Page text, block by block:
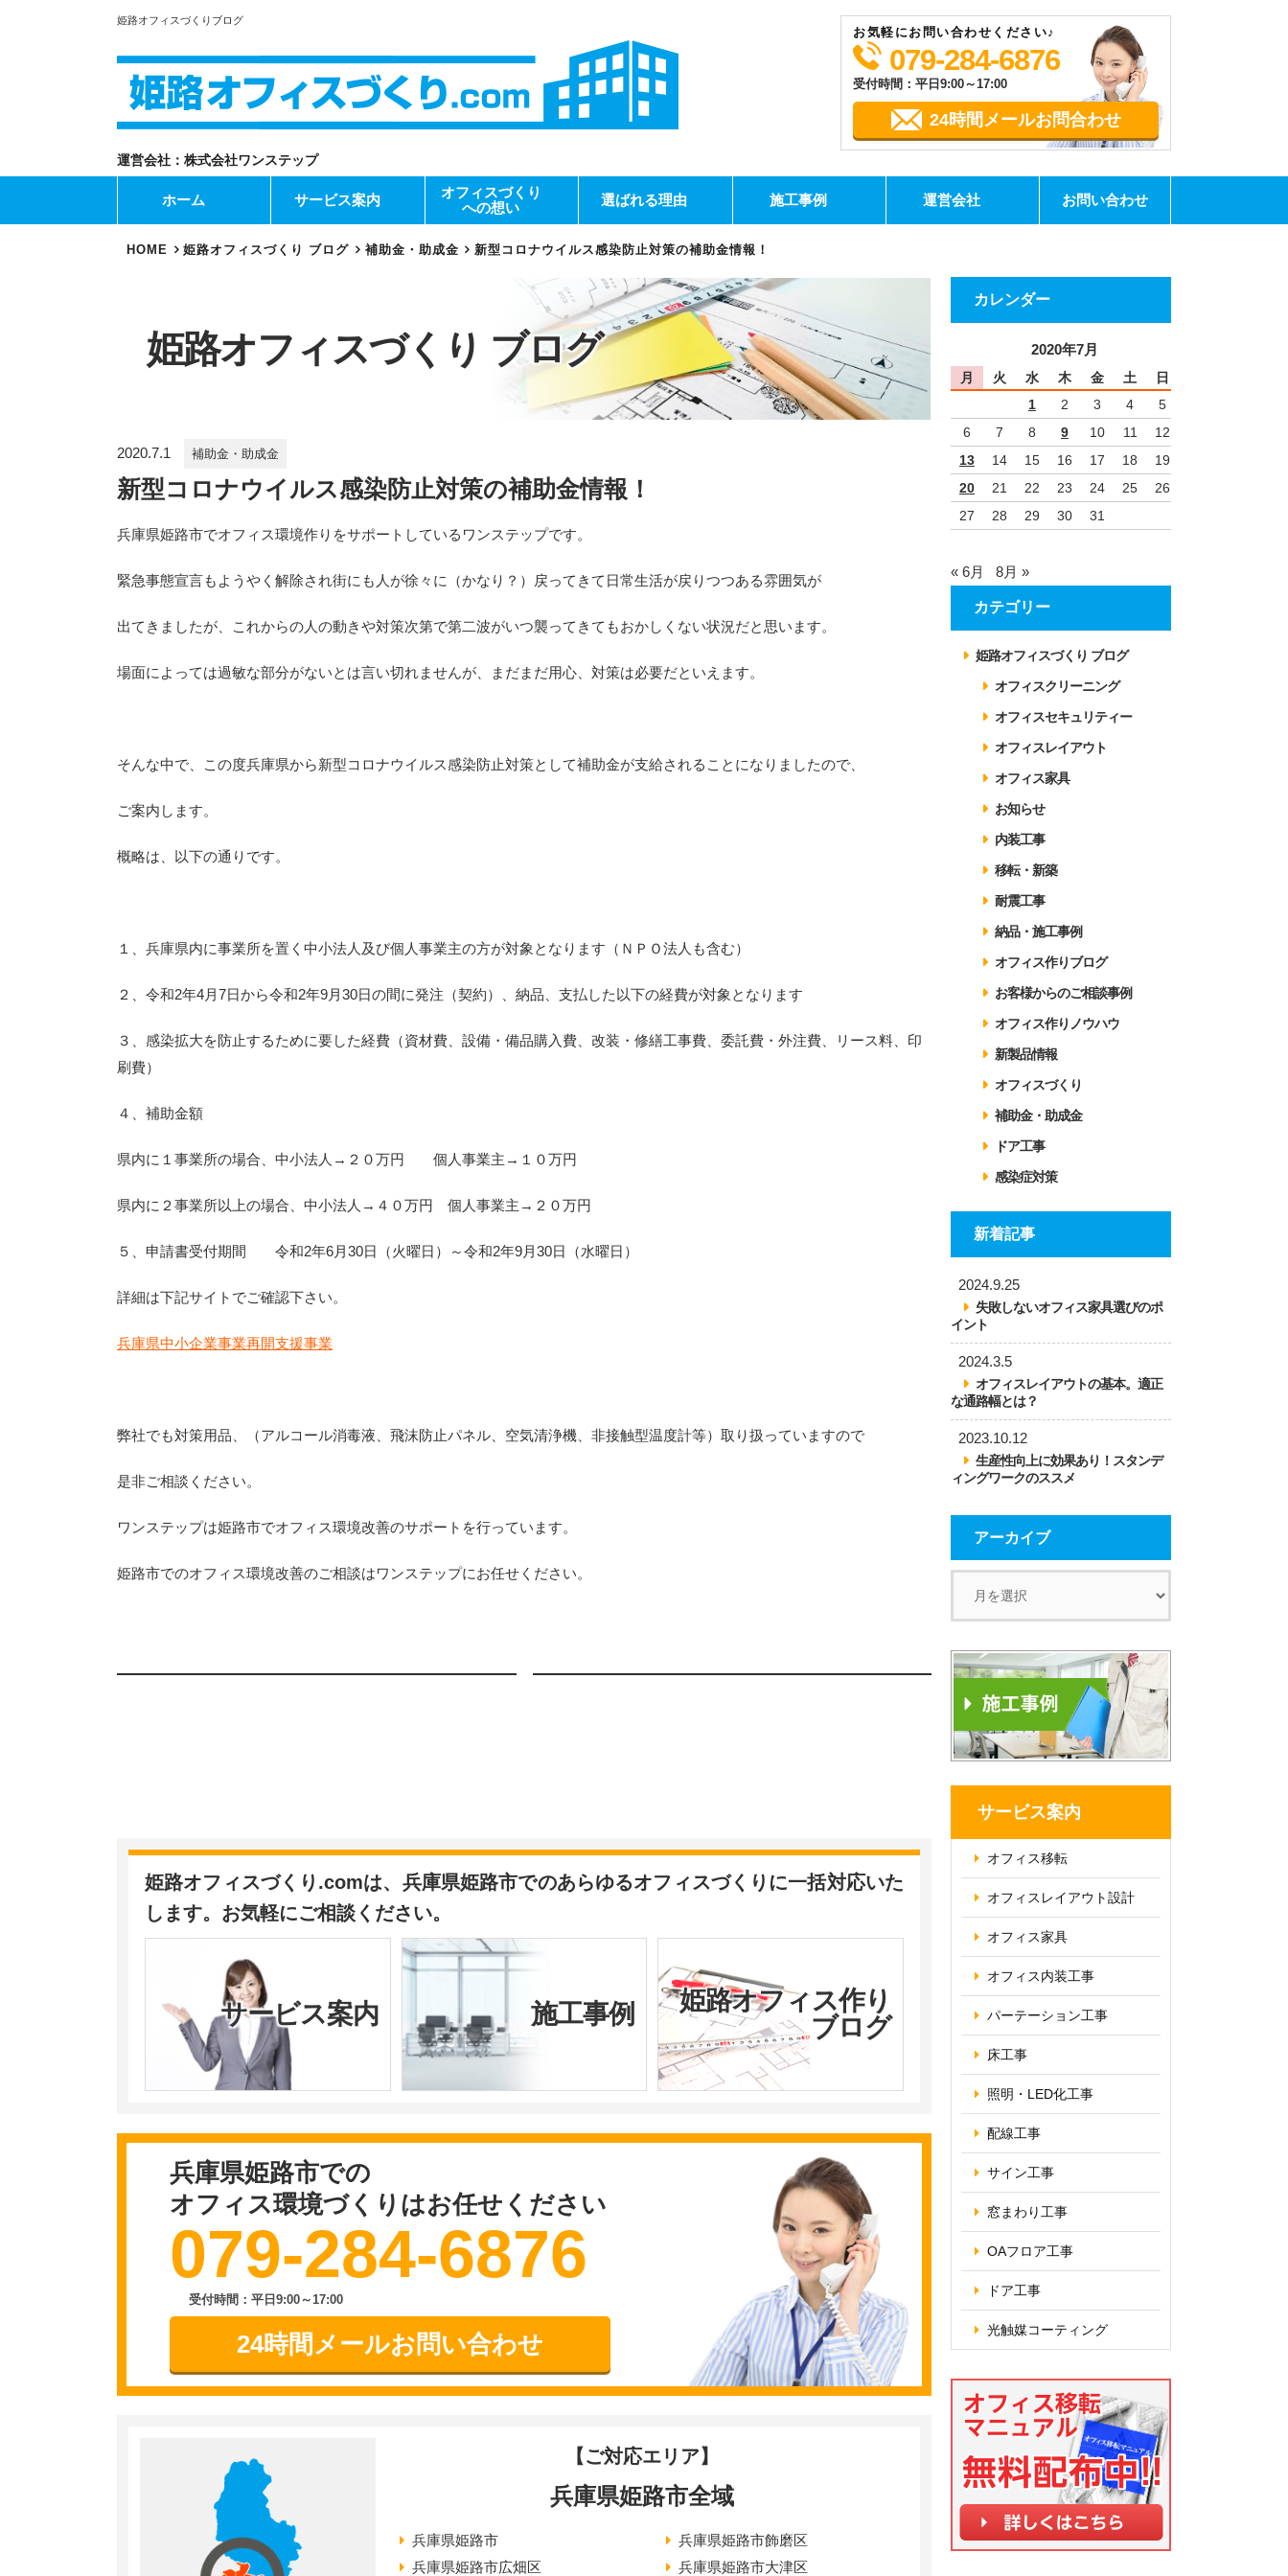
姫路オフィスづくりブログ
運営会社：株式会社ワンステップ
お気軽にお問い合わせください♪
079-284-6876
受付時間：平日9:00～17:00
24時間メールお問合わせ
ホーム サービス案内
オフィスづくり
への想い
選ばれる理由 施工事例 運営会社 お問い合わせ
HOME 姫路オフィスづくり ブログ 補助金・助成金 新型コロナウイルス感染防止対策の補助金情報！
姫路オフィスづくり ブログ
2020.7.1 補助金・助成金
新型コロナウイルス感染防止対策の補助金情報！
兵庫県姫路市でオフィス環境作りをサポートしているワンステップです。
緊急事態宣言もようやく解除され街にも人が徐々に（かなり？）戻ってきて日常生活が戻りつつある雰囲気が
出てきましたが、これからの人の動きや対策次第で第二波がいつ襲ってきてもおかしくない状況だと思います。
場面によっては過敏な部分がないとは言い切れませんが、まだまだ用心、対策は必要だといえます。
そんな中で、この度兵庫県から新型コロナウイルス感染防止対策として補助金が支給されることになりましたので、
ご案内します。
概略は、以下の通りです。
１、兵庫県内に事業所を置く中小法人及び個人事業主の方が対象となります（ＮＰＯ法人も含む）
２、令和2年4月7日から令和2年9月30日の間に発注（契約）、納品、支払した以下の経費が対象となります
３、感染拡大を防止するために要した経費（資材費、設備・備品購入費、改装・修繕工事費、委託費・外注費、リース料、印
刷費）
４、補助金額
県内に１事業所の場合、中小法人→２０万円 個人事業主→１０万円
県内に２事業所以上の場合、中小法人→４０万円 個人事業主→２０万円
５、申請書受付期間 令和2年6月30日（火曜日）～令和2年9月30日（水曜日）
詳細は下記サイトでご確認下さい。
兵庫県中小企業事業再開支援事業
弊社でも対策用品、（アルコール消毒液、飛沫防止パネル、空気清浄機、非接触型温度計等）取り扱っていますので
是非ご相談ください。
ワンステップは姫路市でオフィス環境改善のサポートを行っています。
姫路市でのオフィス環境改善のご相談はワンステップにお任せください。
姫路オフィスづくり.comは、兵庫県姫路市でのあらゆるオフィスづくりに一括対応いた
します。お気軽にご相談ください。
サービス案内 施工事例
姫路オフィス作り
ブログ
兵庫県姫路市での
オフィス環境づくりはお任せください
079-284-6876
受付時間：平日9:00～17:00
24時間メールお問い合わせ
【ご対応エリア】
兵庫県姫路市全域
兵庫県姫路市
兵庫県姫路市広畑区
兵庫県姫路市飾磨区
兵庫県姫路市大津区
カレンダー
2020年7月
月 火 水 木 金 土
日
1
2 3 4
5
6
7 8 9 10 11
12
13
14 15 16 17 18
19
20
21 22 23 24 25
26
27
28 29 30 31
« 6月 8月 »
カテゴリー
姫路オフィスづくり ブログ
オフィスクリーニング
オフィスセキュリティー
オフィスレイアウト
オフィス家具
お知らせ
内装工事
移転・新築
耐震工事
納品・施工事例
オフィス作りブログ
お客様からのご相談事例
オフィス作りノウハウ
新製品情報
オフィスづくり
補助金・助成金
ドア工事
感染症対策
新着記事
2024.9.25
失敗しないオフィス家具選びのポ
イント
2024.3.5
オフィスレイアウトの基本。適正
な通路幅とは？
2023.10.12
生産性向上に効果あり！スタンデ
ィングワークのススメ
アーカイブ
サービス案内
オフィス移転
オフィス レイアウト設計
オフィス家具
オフィス内装工事
パーテーション工事
床工事
照明・ LED化工事
配線工事
サイン工事
窓まわり工事
OAフロア工事
ドア工事
光触媒コーティング